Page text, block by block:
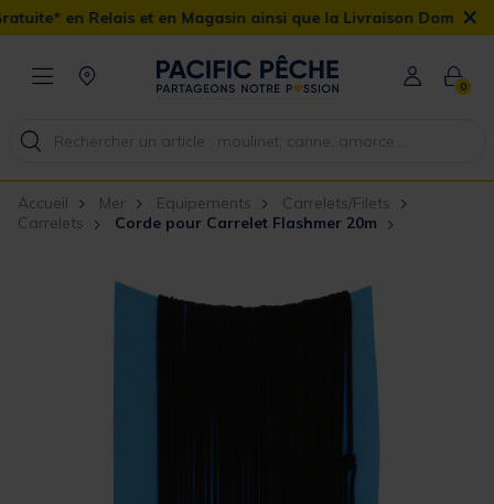
et en Magasin ainsi que la Livraison Domicile offerte dès 90€
×
0
Accueil Mer Equipements
Carrelets/Filets
Carrelets
Corde pour Carrelet Flashmer 20m